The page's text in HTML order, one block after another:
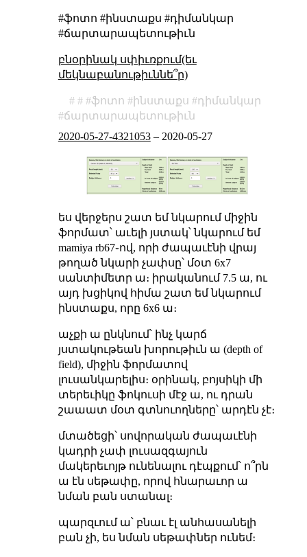
#ֆոտո #ինստաքս #դիմանկար
#ճարտարապետութիւն
բնօրինակ սփիւռքում(եւ
մեկնաբանութիւննե՞ր)
ֆոտո ինստաքս
դիմանկար
ճարտարապետութիւն
2020-05-27-4321053– 2020-05-27
ես վերջերս շատ եմ նկարում միջին
ֆորմատ՝ աւելի յստակ՝ նկարում եմ
mamiya rb67֊ով, որի ժապաւէնի վրայ
թողած նկարի չափսը՝ մօտ 6x7
սանտիմետր ա։ իրականում 7.5 ա, ու
այդ խցիկով հիմա շատ եմ նկարում
ինստաքս, որը 6x6 ա։
աչքի ա ընկնում՝ ինչ կարճ
յստակութեան խորութիւն ա (depth of
field), միջին ֆորմատով
լուսանկարելիս։ օրինակ, բոյսիկի մի
տերեւիկը ֆոկուսի մէջ ա, ու դրան
շաաատ մօտ գտնուողները՝ արդէն չէ։
մտածեցի՝ սովորական ժապաւէնի
կադրի չափ լուսազգայուն
մակերեւոյթ ունենալու դէպքում՝ ո՞րն
ա էն սեթափը, որով հնարաւոր ա
նման բան ստանալ։
պարզւում ա՝ բնաւ էլ անհասանելի
բան չի, ես նման սեթափներ ունեմ։